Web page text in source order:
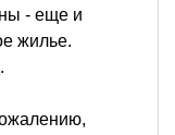
- еще и
жилье.